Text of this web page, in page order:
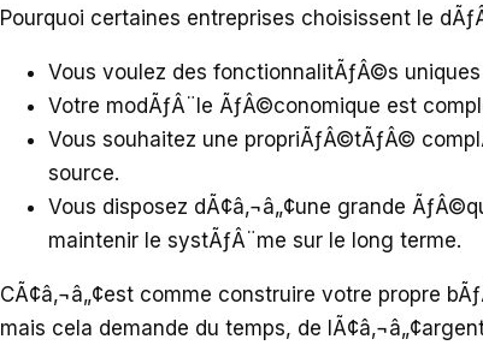
Pourquoi certaines entreprises choisissent le
Vous voulez des fonctionnalitÃƒÂ©s
Votre modÃƒÂ¨le ÃƒÂ©conomique est
Vous souhaitez une propriÃƒÂ©tÃƒÂ©
source.
Vous disposez dÃ¢â‚¬â„¢une grande
maintenir le systÃƒÂ¨me sur le long terme.
CÃ¢â‚¬â„¢est comme construire votre propre
mais cela demande du temps, de